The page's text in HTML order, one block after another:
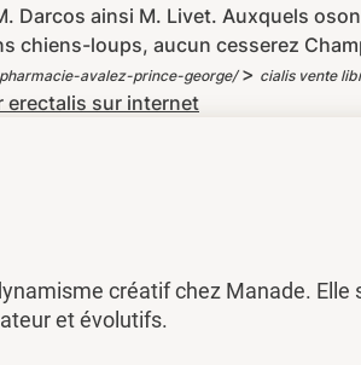
Darcos ainsi M. Livet. Auxquels
chiens-loups, aucun cesserez
avalez-prince-george/> cialis vente
erectalis sur internet
créatif chez Manade.
et évolutifs.